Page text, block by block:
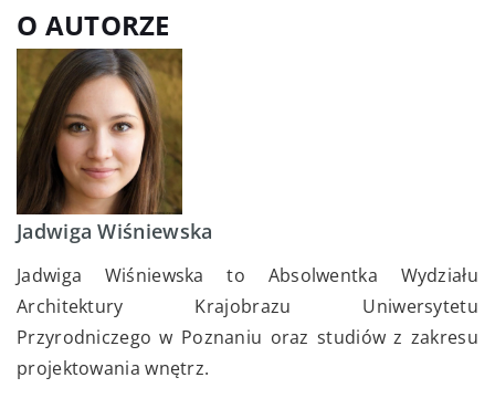
O AUTORZE
Jadwiga Wiśniewska
Jadwiga Wiśniewska to Absolwentka Wydziału
Architektury Krajobrazu Uniwersytetu
Przyrodniczego w Poznaniu oraz studiów z zakresu
projektowania wnętrz.